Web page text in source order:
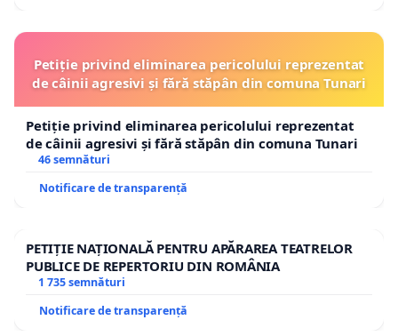
Petiție privind eliminarea pericolului reprezentat
de câinii agresivi și fără stăpân din comuna Tunari
Petiție privind eliminarea pericolului reprezentat
de câinii agresivi și fără stăpân din comuna Tunari
46 semnături
Notificare de transparență
PETIȚIE NAȚIONALĂ PENTRU APĂRAREA TEATRELOR
PUBLICE DE REPERTORIU DIN ROMÂNIA
1 735 semnături
Notificare de transparență